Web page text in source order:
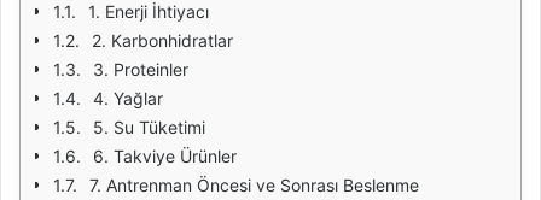
1. Enerji İhtiyacı
2. Karbonhidratlar
3. Proteinler
4. Yağlar
5. Su Tüketimi
6. Takviye Ürünler
7. Antrenman Öncesi ve Sonrası Beslenme